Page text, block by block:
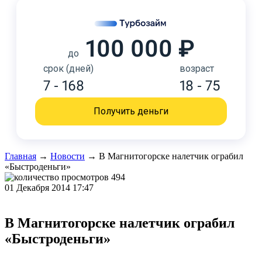
до 100 000 ₽
срок (дней)
7 - 168
возраст
18 - 75
Получить деньги
Главная → Новости → В Магнитогорске налетчик ограбил
«Быстроденьги»
494
01 Декабря 2014 17:47
В Магнитогорске налетчик ограбил
«Быстроденьги»